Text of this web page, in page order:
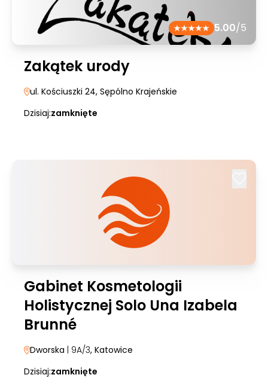
5.00/5
Zakątek urody
ul. Kościuszki 24, Sępólno Krajeńskie
Dzisiaj:zamknięte
Gabinet Kosmetologii
Holistycznej Solo Una Izabela
Brunné
Dworska | 9A/3, Katowice
Dzisiaj:zamknięte